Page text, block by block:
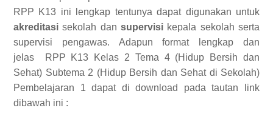
RPP K13 ini lengkap tentunya dapat digunakan untuk
akreditasisekolah dansupervisi kepala sekolah serta
supervisi pengawas. Adapun format lengkap dan
jelas
RPP K13 Kelas 2 Tema 4 (Hidup Bersih dan
Sehat) Subtema 2 (Hidup Bersih dan Sehat di Sekolah)
Pembelajaran 1dapat di download pada tautan link
dibawah ini :